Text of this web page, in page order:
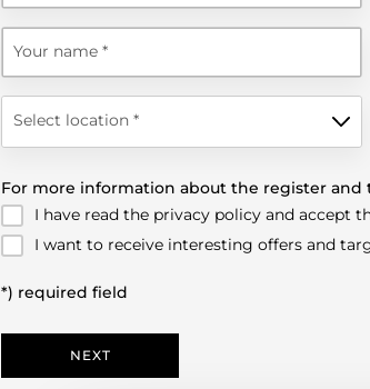
Your name
Select location
For more information about the register and
I have read the privacy policy and accept
I want to receive interesting offers and
*) required field
NEXT